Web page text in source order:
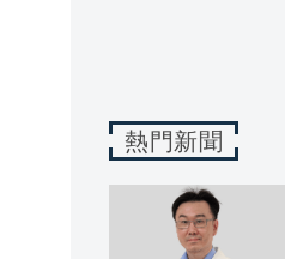
熱門新聞